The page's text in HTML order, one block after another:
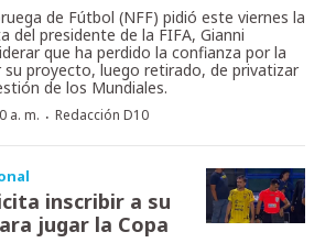
de Fútbol (NFF) pidió este viernes la
del presidente de la FIFA, Gianni
que ha perdido la confianza por la
su proyecto, luego retirado, de privatizar
de los Mundiales.
a. m. · Redacción D10
inscribir a su
jugar la Copa